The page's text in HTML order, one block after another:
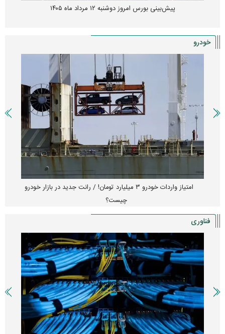
پیش‌بینی بورس امروز دوشنبه ۱۲ مرداد ماه ۱۴۰۵
خودرو
امتیاز واردات خودرو ۳ میلیارد تومان! / رانت جدید در بازار خودرو
چیست؟
فناوری